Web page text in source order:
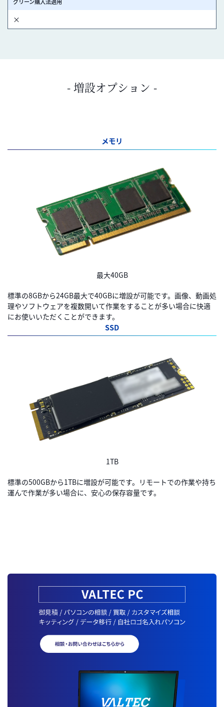
グリーン購入法適用
×
- 増設オプション -
メモリ
最大40GB
標準の8GBから24GB最大で40GBに増設が可能です。画像、動画処
理やソフトウェアを複数開いて作業をすることが多い場合に快適
にお使いいただくことができます。
SSD
1TB
標準の500GBから1TBに増設が可能です。リモートでの作業や持ち
運んで作業が多い場合に、安心の保存容量です。